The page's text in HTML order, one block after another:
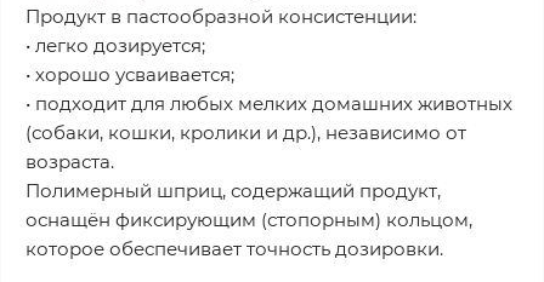
Продукт в пастообразной консистенции:
• легко дозируется;
• хорошо усваивается;
• подходит для любых мелких домашних животных
(собаки, кошки, кролики и др.), независимо от
возраста.
Полимерный шприц, содержащий продукт,
оснащён фиксирующим (стопорным) кольцом,
которое обеспечивает точность дозировки.